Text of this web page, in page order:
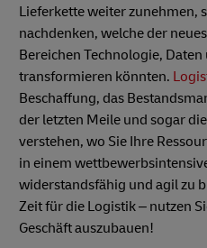
Lieferkette weiter zunehmen,
nachdenken, welche der
Bereichen Technologie,
transformieren könnten.
Beschaffung, das
der letzten Meile und sogar
verstehen, wo Sie Ihre
in einem
widerstandsfähig und agil zu
Zeit für die Logistik – nutzen
Geschäft auszubauen!